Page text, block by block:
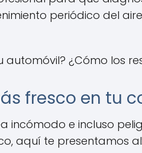
periódico del
¿Cómo los
fresco en tu
incómodo e incluso
aquí te presentamos